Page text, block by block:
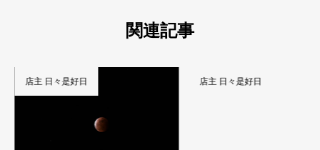
関連記事
店主 日々是好日 店主 日々是好日